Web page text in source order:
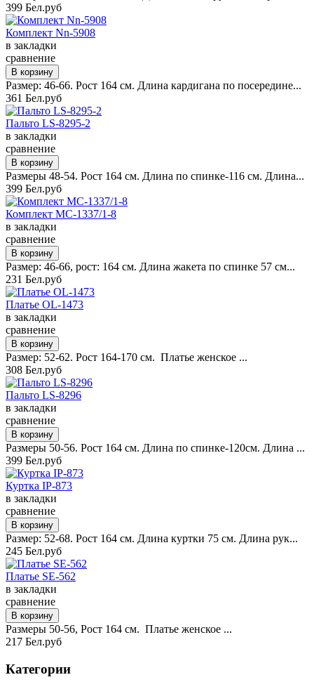
399 Бел.руб
Комплект Nn-5908
в закладки
сравнение
Размер: 46-66. Рост 164 см. Длина кардигана по посередине...
361 Бел.руб
Пальто LS-8295-2
в закладки
сравнение
Размеры 48-54. Рост 164 см. Длина по спинке-116 см. Длина...
399 Бел.руб
Комплект MC-1337/1-8
в закладки
сравнение
Размер: 46-66, рост: 164 см. Длина жакета по спинке 57 см...
231 Бел.руб
Платье OL-1473
в закладки
сравнение
Размер: 52-62. Рост 164-170 см. Платье женское ...
308 Бел.руб
Пальто LS-8296
в закладки
сравнение
Размеры 50-56. Рост 164 см. Длина по спинке-120см. Длина ...
399 Бел.руб
Куртка IP-873
в закладки
сравнение
Размер: 52-68. Рост 164 см. Длина куртки 75 см. Длина рук...
245 Бел.руб
Платье SE-562
в закладки
сравнение
Размеры 50-56, Рост 164 см. Платье женское ...
217 Бел.руб
Категории